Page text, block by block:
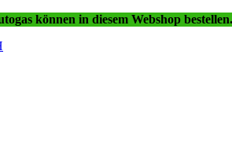
können in diesem Webshop bestellen.